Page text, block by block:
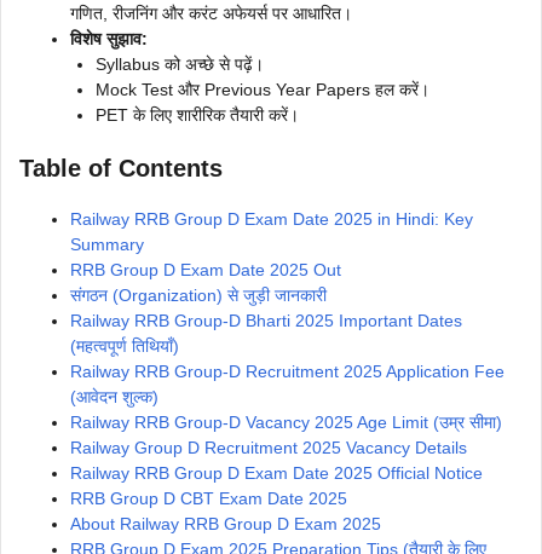
गणित, रीजनिंग और करंट अफेयर्स पर आधारित।
विशेष सुझाव:
Syllabus को अच्छे से पढ़ें।
Mock Test और Previous Year Papers हल करें।
PET के लिए शारीरिक तैयारी करें।
Table of Contents
Railway RRB Group D Exam Date 2025 in Hindi: Key
Summary
RRB Group D Exam Date 2025 Out
संगठन (Organization) से जुड़ी जानकारी
Railway RRB Group-D Bharti 2025 Important Dates
(महत्वपूर्ण तिथियाँ)
Railway RRB Group-D Recruitment 2025 Application Fee
(आवेदन शुल्क)
Railway RRB Group-D Vacancy 2025 Age Limit (उम्र सीमा)
Railway Group D Recruitment 2025 Vacancy Details
Railway RRB Group D Exam Date 2025 Official Notice
RRB Group D CBT Exam Date 2025
About Railway RRB Group D Exam 2025
RRB Group D Exam 2025 Preparation Tips (तैयारी के लिए